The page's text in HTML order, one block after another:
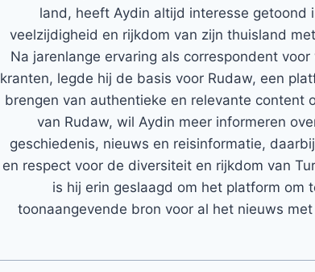
land, heeft Aydin altijd interesse getoond
veelzijdigheid en rijkdom van zijn thuisland
Na jarenlange ervaring als correspondent
kranten, legde hij de basis voor Rudaw, een
brengen van authentieke en relevante content
van Rudaw, wil Aydin meer informeren
geschiedenis, nieuws en reisinformatie,
en respect voor de diversiteit en rijkdom van
is hij erin geslaagd om het platform om
toonaangevende bron voor al het nieuws